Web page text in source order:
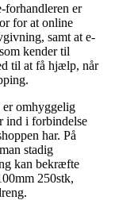
forhandleren er
for at online
samt at e-
kender til
til at få hjælp, når
er omhyggelig
ind i forbindelse
har. På
stadig
kan bekræfte
250stk,